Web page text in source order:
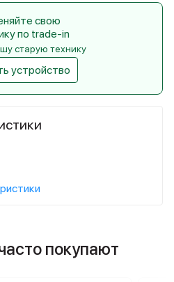
свою
по trade-in
старую технику
устройство
покупают